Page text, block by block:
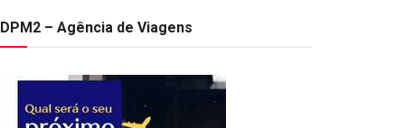
DPM2 – Agência de Viagens